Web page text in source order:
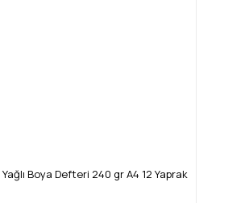
Boya Defteri 240 gr A4 12 Yaprak